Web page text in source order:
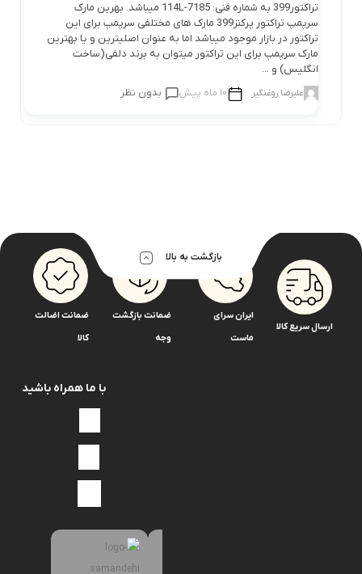
تراکتور399 به شماره فنی: 7185-114L میباشد. بهرین مارک
سرپمپ تراکتور پرکنز399 مارک های مختلفی سرپمپ برای این
تراکتور در بازار موجود میباشد اما به عنوان اصلیترین و یا بهترین
مارک سرپمپ برای این تراکتور میتوان به برند دلفی(ساخت
انگلیس) و ...
علیرضا روغنگیر 10 ماه پیش بدون نظر
بازگشت به بالا
ارسال سریع کالا
ایران سرای
ماست
ضمانت بازگشت
وجه
ضمانت اضالت
کالا
با ما همراه باشید